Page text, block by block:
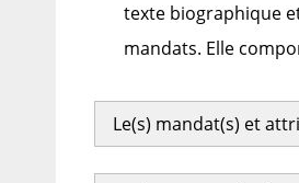
texte biographique
mandats. Elle
Le(s) mandat(s) et